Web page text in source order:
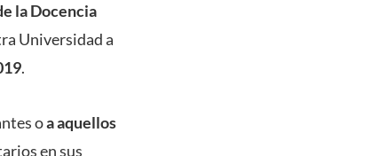
la Docencia
Universidad a
.
oa aquellos
en sus